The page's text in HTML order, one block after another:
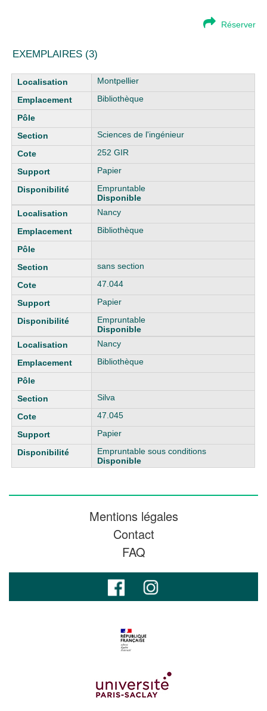
Réserver
EXEMPLAIRES (3)
Liste des exemplaires
Montpellier
Bibliothèque
Sciences de l'ingénieur
252 GIR
Papier
Empruntable
Disponible
Nancy
Bibliothèque
sans section
47.044
Papier
Empruntable
Disponible
Nancy
Bibliothèque
Silva
47.045
Papier
Empruntable sous conditions
Disponible
Mentions légales
Contact
FAQ